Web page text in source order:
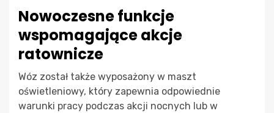
Nowoczesne funkcje
wspomagające akcje
ratownicze
Wóz został także wyposażony w maszt
oświetleniowy, który zapewnia odpowiednie
warunki pracy podczas akcji nocnych lub w